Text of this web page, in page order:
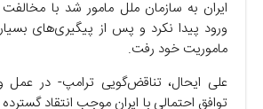
ایران به سازمان ملل مامور شد با مخالفت
ورود پیدا نکرد و پس از پیگیری‌های
ماموریت خود رفت.
علی ایحال، تناقض‌گویی ترامپ- در
توافق احتمالی با ایران موجب انتقاد